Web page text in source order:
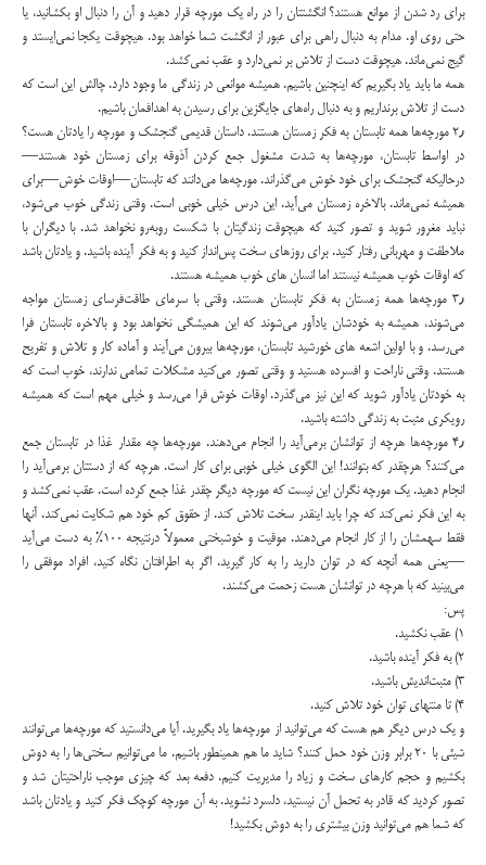
برای رد شدن از موانع هستند؟ انگشتتان را در راه یک مورچه قرار دهید و آن را دنبال او بکشانید، یا
حتی روی او. مدام به دنبال راهی برای عبور از انگشت شما خواهد بود. هیچوقت یکجا نمی‌ایستد و
گیج نمی‌ماند. هیچوقت دست از تلاش بر نمی‌دارد و عقب نمی‌کشد.
همه ما باید یاد بگیریم که اینچنین باشیم. همیشه موانعی در زندگی ما وجود دارد. چالش این است که
دست از تلاش برنداریم و به دنبال راه‌های جایگزین برای رسیدن به اهدافمان باشیم.
۲٫ مورچه‌ها همه تابستان به فکر زمستان هستند. داستان قدیمی گنجشک و مورچه را یادتان هست؟
در اواسط تابستان، مورچه‌ها به شدت مشغول جمع کردن آذوقه برای زمستان خود هستند—
درحالیکه گنجشک برای خود خوش می‌گذراند. مورچه‌ها می‌دانند که تابستان—اوقات خوش—برای
همیشه نمی‌ماند. بالاخره زمستان می‌آید. این درس خیلی خوبی است. وقتی زندگی خوب می‌شود،
نباید مغرور شوید و تصور کنید که هیچوقت زندگیتان با شکست روبه‌رو نخواهد شد. با دیگران با
ملاطفت و مهربانی رفتار کنید. برای روزهای سخت پس‌انداز کنید و به فکر آینده باشید. و یادتان باشد
که اوقات خوب همیشه نیستند اما انسان های خوب همیشه هستند.
۳٫ مورچه‌ها همه زمستان به فکر تابستان هستند. وقتی با سرمای طاقت‌فرسای زمستان مواجه
می‌شوند، همیشه به خودشان یادآور می‌شوند که این همیشگی نخواهد بود و بالاخره تابستان فرا
می‌رسد. و با اولین اشعه های خورشید تابستان، مورچه‌ها بیرون می‌آیند و آماده کار و تلاش و تفریح
هستند. وقتی ناراحت و افسرده هستید و وقتی تصور می‌کنید مشکلات تمامی ندارند، خوب است که
به خودتان یادآور شوید که این نیز می‌گذرد. اوقات خوش فرا می‌رسد و خیلی مهم است که همیشه
رویکری مثبت به زندگی داشته باشید.
۴٫ مورچه‌ها هرچه از توانشان برمی‌آید را انجام می‌دهند. مورچه‌ها چه مقدار غذا در تابستان جمع
می‌کنند؟ هرچقدر که بتوانند! این الگوی خیلی خوبی برای کار است. هرچه که از دستتان برمی‌آید را
انجام دهید. یک مورچه نگران این نیست که مورچه دیگر چقدر غذا جمع کرده است. عقب نمی‌کشد و
به این فکر نمی‌کند که چرا باید اینقدر سخت تلاش کند. از حقوق کم خود هم شکایت نمی‌کند. آنها
فقط سهمشان را از کار انجام می‌دهند. موقیت و خوشبختی معمولاً درنتیجه ۱۰۰% به دست می‌آید
—یعنی همه آنچه که در توان دارید را به کار گیرید. اگر به اطرافتان نگاه کنید، افراد موفقی را
می‌بینید که با هرچه در توانشان هست زحمت می‌کشند.
پس:
۱) عقب نکشید.
۲) به فکر آینده باشید.
۳) مثبت‌اندیش باشید.
۴) تا منتهای توان خود تلاش کنید.
و یک درس دیگر هم هست که می‌توانید از مورچه‌ها یاد بگیرید. آیا می‌دانستید که مورچه‌ها می‌توانند
شیئی با ۲۰ برابر وزن خود حمل کنند؟ شاید ما هم همینطور باشیم. ما می‌توانیم سختی‌ها را به دوش
بکشیم و حجم کارهای سخت و زیاد را مدیریت کنیم. دفعه بعد که چیزی موجب ناراحتیتان شد و
تصور کردید که قادر به تحمل آن نیستید، دلسرد نشوید. به آن مورچه کوچک فکر کنید و یادتان باشد
که شما هم می‌توانید وزن بیشتری را به دوش بکشید!